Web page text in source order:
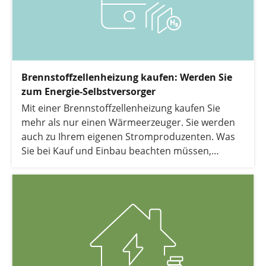
Brennstoffzellenheizung kaufen: Werden Sie
zum Energie-Selbstversorger
Mit einer Brennstoffzellenheizung kaufen Sie
mehr als nur einen Wärmeerzeuger. Sie werden
auch zu Ihrem eigenen Stromproduzenten. Was
Sie bei Kauf und Einbau beachten müssen,